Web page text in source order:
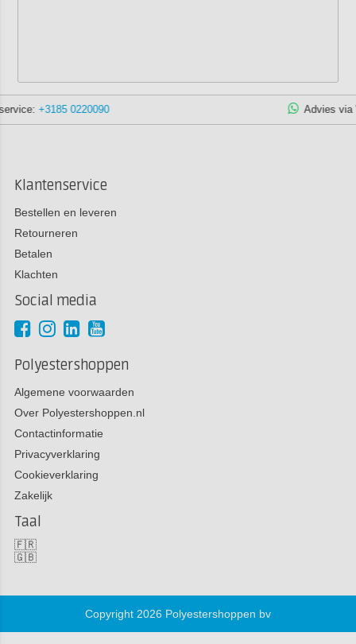
+3185 1305932
Klantenservice
Bestellen en leveren
Retourneren
Betalen
Klachten
Social media
Polyestershoppen
Algemene voorwaarden
Over Polyestershoppen.nl
Contactinformatie
Privacyverklaring
Cookieverklaring
Zakelijk
Taal
🇫🇷
🇬🇧
Copyright 2026 Polyestershoppen bv